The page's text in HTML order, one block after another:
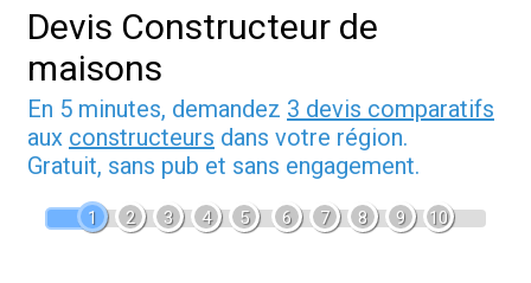
Devis Constructeur de
maisons
En 5 minutes, demandez 3 devis comparatifs
aux constructeurs dans votre région.
Gratuit, sans pub et sans engagement.
1 2 3 4 5 6 7 8 9 10